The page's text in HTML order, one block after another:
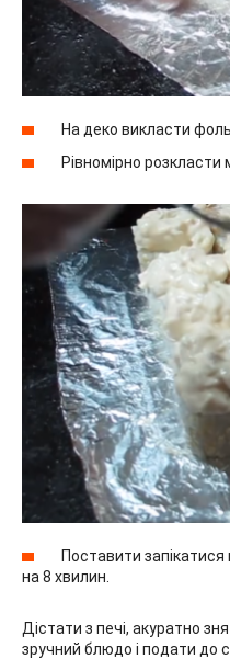
На деко викласти
Рівномірно розкласти
Поставити
на 8 хвилин.
Дістати з печі, акуратно
зручний блюдо і подати до